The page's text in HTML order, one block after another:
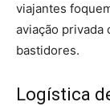
viajantes
aviação privada
bastidores.
Logística